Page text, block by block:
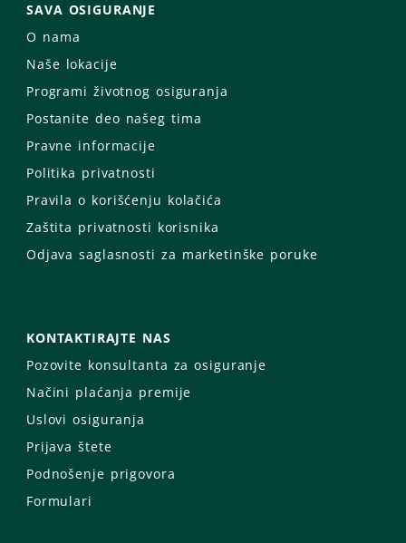
SAVA OSIGURANJE
O nama
Naše lokacije
Programi životnog osiguranja
Postanite deo našeg tima
Pravne informacije
Politika privatnosti
Pravila o korišćenju kolačića
Zaštita privatnosti korisnika
Odjava saglasnosti za marketinške poruke
KONTAKTIRAJTE NAS
Pozovite konsultanta za osiguranje
Načini plaćanja premije
Uslovi osiguranja
Prijava štete
Podnošenje prigovora
Formulari